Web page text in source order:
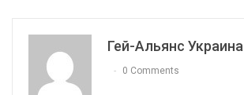
Гей-Альянс Украина
0 Comments